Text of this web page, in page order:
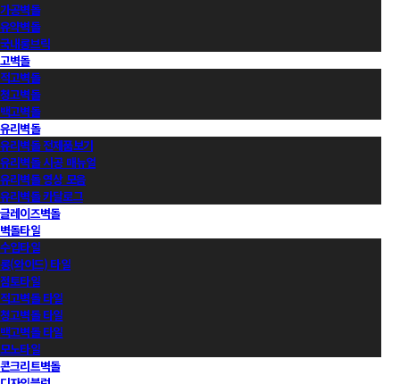
가공벽돌
유약벽돌
국내롱브릭
고벽돌
적고벽돌
청고벽돌
백고벽돌
유리벽돌
유리벽돌 전제품보기
유리벽돌 시공 매뉴얼
유리벽돌 영상 모음
유리벽돌 카달로그
글레이즈벽돌
벽돌타일
수입타일
롱(와이드) 타일
점토타일
적고벽돌 타일
청고벽돌 타일
백고벽돌 타일
모노타일
콘크리트벽돌